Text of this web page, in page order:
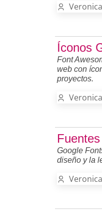
Íconos
Font
web con
proyectos.
Google
diseño y la